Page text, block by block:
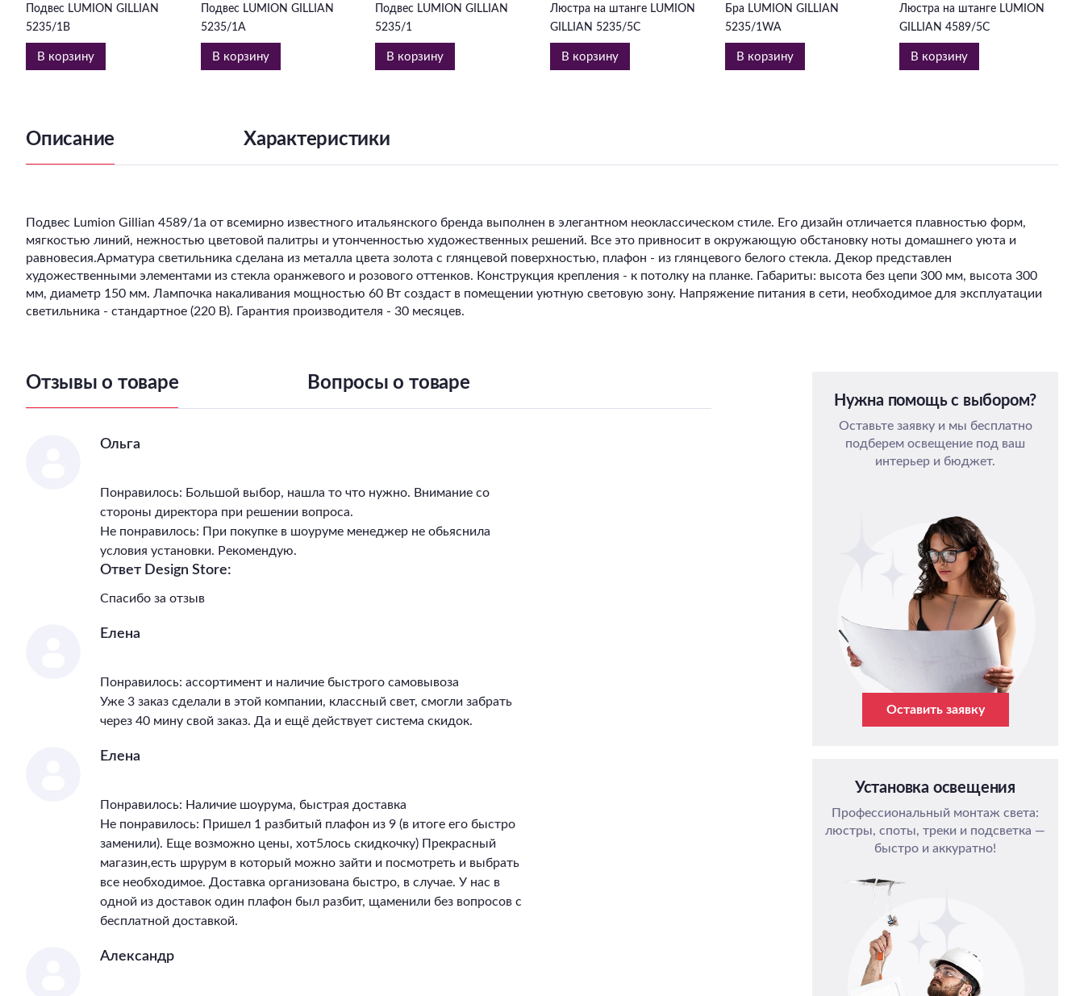
Подвес LUMION GILLIAN
5235/1B
В корзину
Подвес LUMION GILLIAN
5235/1A
В корзину
Подвес LUMION GILLIAN
5235/1
В корзину
Люстра на штанге LUMION
GILLIAN 5235/5C
В корзину
Бра LUMION GILLIAN
5235/1WA
В корзину
Люстра на штанге LUMION
GILLIAN 4589/5C
В корзину
Описание Характеристики
Подвес Lumion Gillian 4589/1a от всемирно известного итальянского бренда выполнен в элегантном неоклассическом стиле. Его дизайн отличается плавностью форм,
мягкостью линий, нежностью цветовой палитры и утонченностью художественных решений. Все это привносит в окружающую обстановку ноты домашнего уюта и
равновесия.Арматура светильника сделана из металла цвета золота с глянцевой поверхностью, плафон - из глянцевого белого стекла. Декор представлен
художественными элементами из стекла оранжевого и розового оттенков. Конструкция крепления - к потолку на планке. Габариты: высота без цепи 300 мм, высота 300
мм, диаметр 150 мм. Лампочка накаливания мощностью 60 Вт создаст в помещении уютную световую зону. Напряжение питания в сети, необходимое для эксплуатации
светильника - стандартное (220 В). Гарантия производителя - 30 месяцев.
Отзывы о товаре Вопросы о товаре
Ольга
Понравилось: Большой выбор, нашла то что нужно. Внимание со
стороны директора при решении вопроса.
Не понравилось: При покупке в шоуруме менеджер не обьяснила
условия установки. Рекомендую.
Ответ Design Store:
Спасибо за отзыв
Елена
Понравилось: ассортимент и наличие быстрого самовывоза
Уже 3 заказ сделали в этой компании, классный свет, смогли забрать
через 40 мину свой заказ. Да и ещё действует система скидок.
Елена
Понравилось: Наличие шоурума, быстрая доставка
Не понравилось: Пришел 1 разбитый плафон из 9 (в итоге его быстро
заменили). Еще возможно цены, хот5лось скидкочку) Прекрасный
магазин,есть шрурум в который можно зайти и посмотреть и выбрать
все необходимое. Доставка организована быстро, в случае. У нас в
одной из доставок один плафон был разбит, щаменили без вопросов с
бесплатной доставкой.
Александр
Нужна помощь с выбором?
Оставьте заявку и мы бесплатно
подберем освещение под ваш
интерьер и бюджет.
Оставить заявку
Установка освещения
Профессиональный монтаж света:
люстры, споты, треки и подсветка —
быстро и аккуратно!